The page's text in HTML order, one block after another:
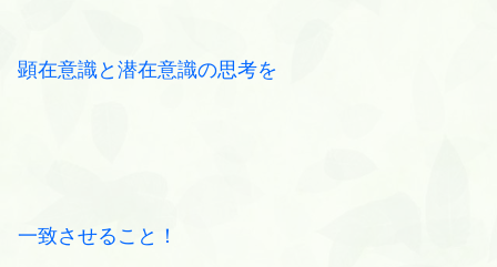
顕在意識と潜在意識の思考を
一致させること！